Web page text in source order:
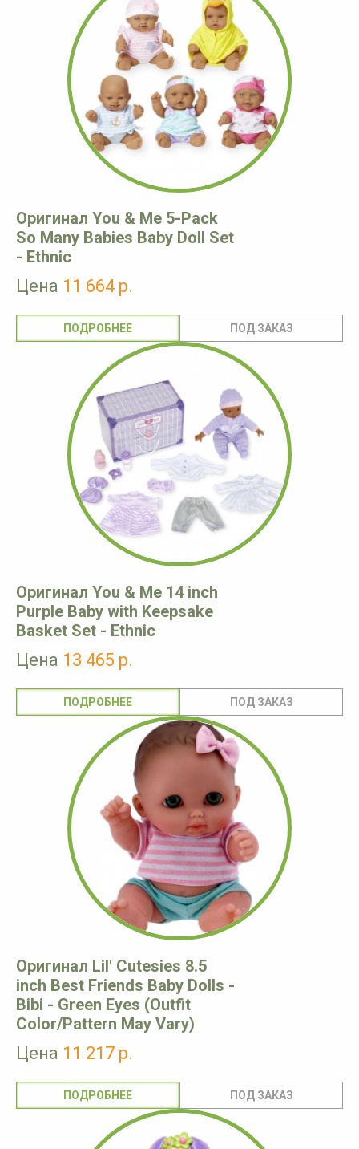
Оригинал You & Me 5-Pack
So Many Babies Baby Doll Set
- Ethnic
Цена 11 664 р.
ПОДРОБНЕЕ
Оригинал You & Me 14 inch
Purple Baby with Keepsake
Basket Set - Ethnic
Цена 13 465 р.
ПОДРОБНЕЕ
Оригинал Lil' Cutesies 8.5
inch Best Friends Baby Dolls -
Bibi - Green Eyes (Outfit
Color/Pattern May Vary)
Цена 11 217 р.
ПОДРОБНЕЕ